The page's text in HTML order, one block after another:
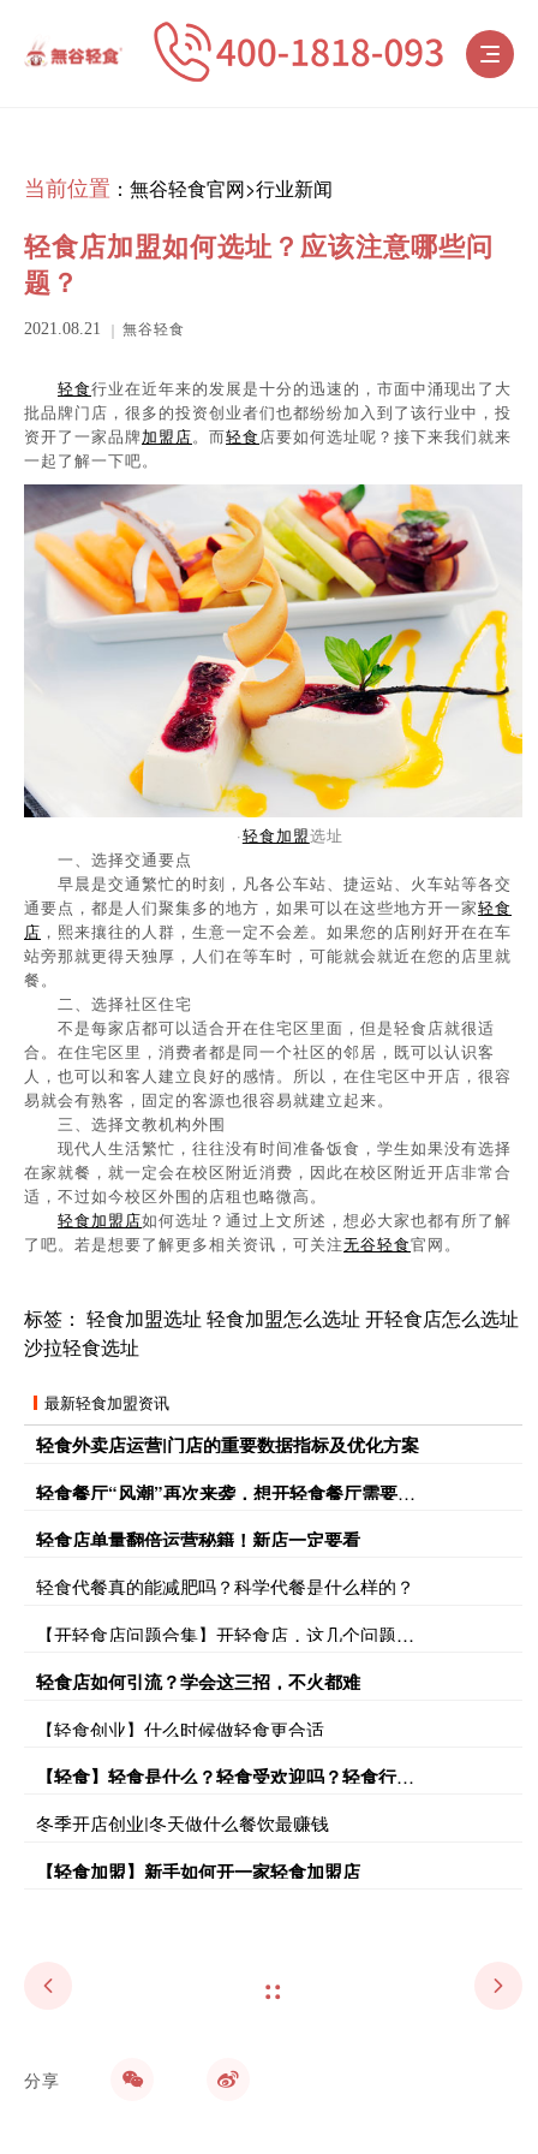
当前位置 ： 無谷轻食官网>行业新闻
轻食店加盟如何选址？应该注意哪些问
题？
2021.08.21 無谷轻食
轻食行业在近年来的发展是十分的迅速的，市面中涌现出了大
批品牌门店，很多的投资创业者们也都纷纷加入到了该行业中，投
资开了一家品牌加盟店。而轻食店要如何选址呢？接下来我们就来
一起了解一下吧。
·轻食加盟选址
一、选择交通要点
早晨是交通繁忙的时刻，凡各公车站、捷运站、火车站等各交
通要点，都是人们聚集多的地方，如果可以在这些地方开一家轻食
店 ，熙来攘往的人群，生意一定不会差。如果您的店刚好开在在车
站旁那就更得天独厚，人们在等车时，可能就会就近在您的店里就
餐。
二、选择社区住宅
不是每家店都可以适合开在住宅区里面，但是轻食店就很适
合。在住宅区里，消费者都是同一个社区的邻居，既可以认识客
人，也可以和客人建立良好的感情。所以，在住宅区中开店，很容
易就会有熟客，固定的客源也很容易就建立起来。
三、选择文教机构外围
现代人生活繁忙，往往没有时间准备饭食，学生如果没有选择
在家就餐，就一定会在校区附近消费，因此在校区附近开店非常合
适，不过如今校区外围的店租也略微高。
轻食加盟店如何选址？通过上文所述，想必大家也都有所了解
了吧。若是想要了解更多相关资讯，可关注无谷轻食官网。
标签： 轻食加盟选址 轻食加盟怎么选址 开轻食店怎么选址
沙拉轻食选址
最新轻食加盟资讯
轻食外卖店运营|门店的重要数据指标及优化方案
轻食餐厅“风潮”再次来袭，想开轻食餐厅需要注意什么
轻食店单量翻倍运营秘籍！新店一定要看
轻食代餐真的能减肥吗？科学代餐是什么样的？
【开轻食店问题合集】开轻食店，这几个问题你有到答案吗？
轻食店如何引流？学会这三招，不火都难
【轻食创业】什么时候做轻食更合适
【轻食】轻食是什么？轻食受欢迎吗？轻食行业发展怎么样？
冬季开店创业|冬天做什么餐饮最赚钱
【轻食加盟】新手如何开一家轻食加盟店
分享